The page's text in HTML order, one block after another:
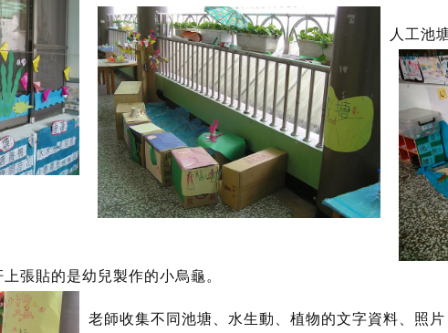
人工池
張貼的是幼兒製作的小烏龜。
老師收集不同池塘、水生動、植物的文字資料、照